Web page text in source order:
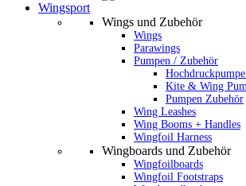
Wingsport
Wings und Zubehör
Wings
Parawings
Pumpen / Zubehör
Kite & Wing
Pumpen Zubehör
Wing Leashes
Wing Booms + Handles
Wingfoil Harness
Wingboards und Zubehör
Wingfoilboards
Wingfoil Footstraps